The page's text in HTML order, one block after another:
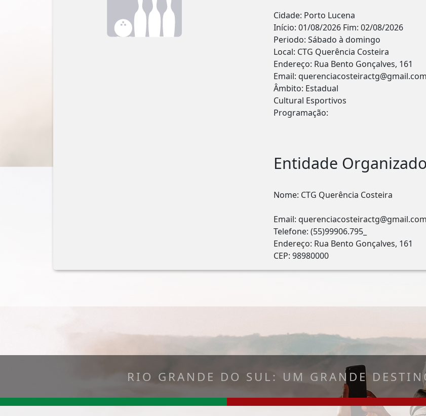
Cidade: Porto Lucena
Início: 01/08/2026 Fim: 02/08/2026
Periodo: Sábado à domingo
Local: CTG Querência Costeira
Endereço: Rua Bento Gonçalves, 161
Email: querenciacosteiractg@gmail.com
Âmbito: Estadual
Cultural Esportivos
Programação:
Entidade
Nome: CTG Querência Costeira
Email: querenciacosteiractg@gmail.com
Telefone: (55)99906.795_
Endereço: Rua Bento Gonçalves, 161
CEP: 98980000
RIO GRANDE DO SUL: UM GRANDE